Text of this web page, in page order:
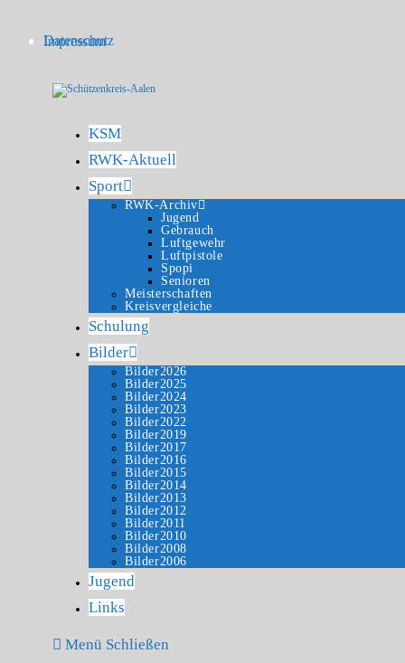
Datenschutz
Impressum
KSM
RWK-Aktuell
Sport
RWK-Archiv
Jugend
Gebrauch
Luftgewehr
Luftpistole
Spopi
Senioren
Meisterschaften
Kreisvergleiche
Schulung
Bilder
Bilder2026
Bilder2025
Bilder2024
Bilder2023
Bilder2022
Bilder2019
Bilder2017
Bilder2016
Bilder2015
Bilder2014
Bilder2013
Bilder2012
Bilder2011
Bilder2010
Bilder2008
Bilder2006
Jugend
Links
Menü Schließen